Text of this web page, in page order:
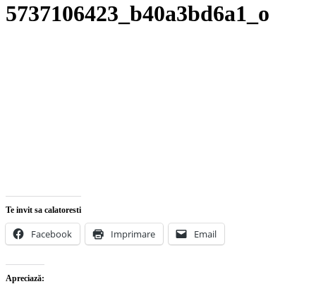
5737106423_b40a3bd6a1_o
Te invit sa calatoresti
Facebook Imprimare Email
Apreciază: